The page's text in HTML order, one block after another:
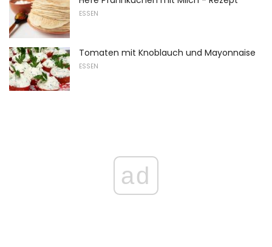
ESSEN
Tomaten mit Knoblauch und Mayonnaise
ESSEN
ad